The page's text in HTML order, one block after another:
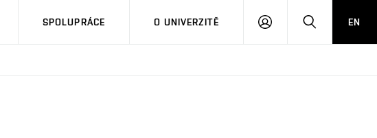
SPOLUPRÁCE O UNIVERZITĚ
PŘIHLÁSIT HLEDATEN